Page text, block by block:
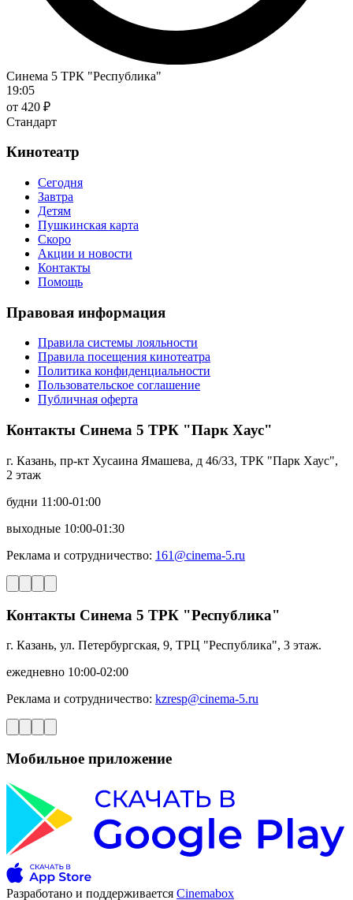
Синема 5 ТРК "Республика"
19:05
от 420 ₽
Стандарт
Кинотеатр
Сегодня
Завтра
Детям
Пушкинская карта
Скоро
Акции и новости
Контакты
Помощь
Правовая информация
Правила системы лояльности
Правила посещения кинотеатра
Политика конфиденциальности
Пользовательское соглашение
Публичная оферта
Контакты Синема 5 ТРК "Парк Хаус"
г. Казань, пр-кт Хусаина Ямашева, д 46/33, ТРК "Парк Хаус",
2 этаж
будни 11:00-01:00
выходные 10:00-01:30
Реклама и сотрудничество: 161@cinema-5.ru
Контакты Синема 5 ТРК "Республика"
г. Казань, ул. Петербургская, 9, ТРЦ "Республика", 3 этаж.
ежедневно 10:00-02:00
Реклама и сотрудничество: kzresp@cinema-5.ru
Мобильное приложение
Разработано и поддерживается Cinemabox